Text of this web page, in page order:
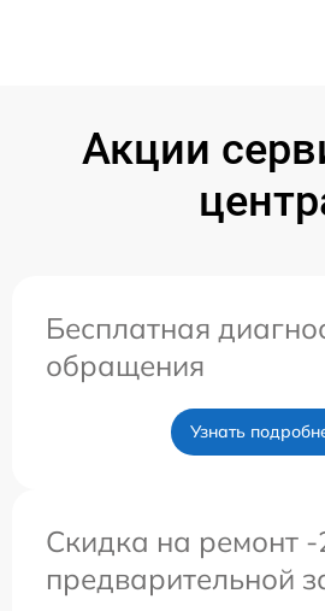
Акции
Бесплатная
обращения
Узнать
Скидка на ремонт -
предварительной